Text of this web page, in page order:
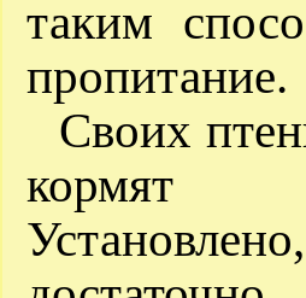
таким
пропитание.
Своих
кормят